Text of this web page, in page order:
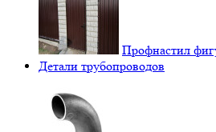
Профнастил
Детали трубопроводов